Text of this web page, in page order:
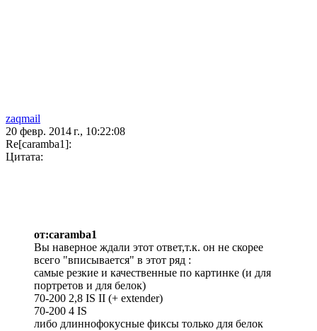
zaqmail
20 февр. 2014 г., 10:22:08
Re[caramba1]:
Цитата:
от:caramba1
Вы наверное ждали этот ответ,т.к. он не скорее
всего "вписывается" в этот ряд :
самые резкие и качественные по картинке (и для
портретов и для белок)
70-200 2,8 IS II (+ extender)
70-200 4 IS
либо длиннофокусные фиксы только для белок